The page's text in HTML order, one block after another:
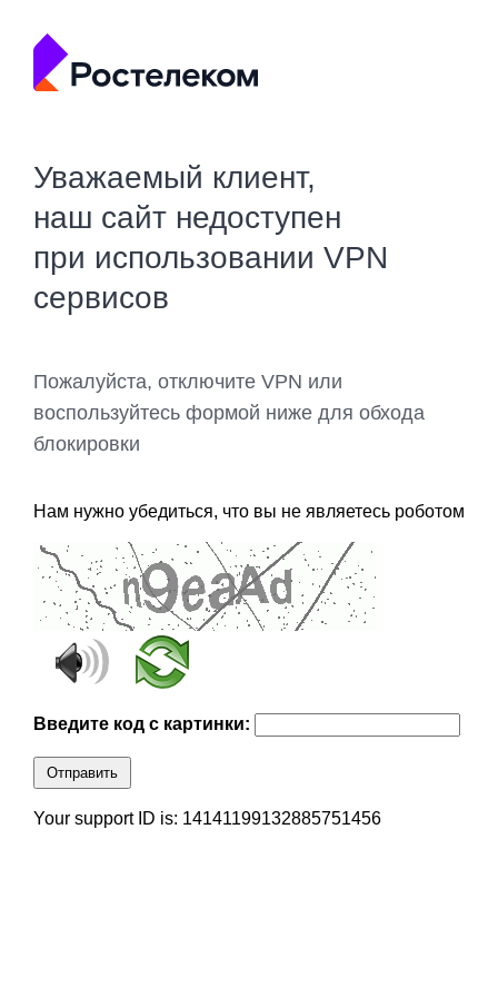
Уважаемый клиент,
наш сайт недоступен
при использовании VPN
сервисов
Пожалуйста, отключите VPN или
воспользуйтесь формой ниже для обхода
блокировки
Нам нужно убедиться, что вы не являетесь роботом
Введите код с картинки:
Отправить
Your support ID is: 14141199132885751456